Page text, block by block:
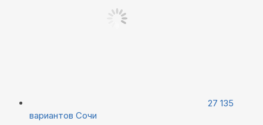
27 135
вариантов Сочи